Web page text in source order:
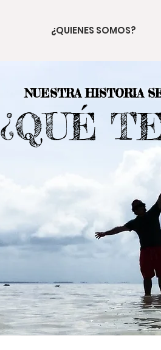
¿QUIENES SOMOS?
NUESTRA HISTORIA
¿QUÉ